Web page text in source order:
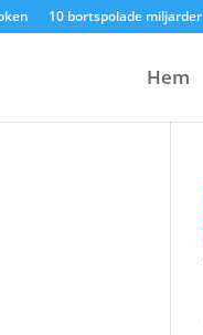
10 bortspolade miljarder
Hem